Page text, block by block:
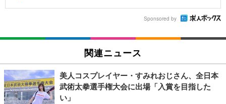
Sponsored by
関連ニュース
美人コスプレイヤー・すみれおじさん、全日本
武術太拳選手権大会に出場「入賞を目指した
い」